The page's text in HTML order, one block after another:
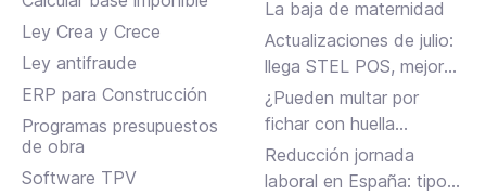
Ley Crea y Crece
Ley antifraude
ERP para Construcción
Programas presupuestos
de obra
Software TPV
La baja de maternidad
Actualizaciones de julio:
llega STEL POS, mejoras
en Assistant, albaranes
en Inbox y más
¿Pueden multar por
fichar con huella
dactilar?
Reducción jornada
laboral en España: tipos,